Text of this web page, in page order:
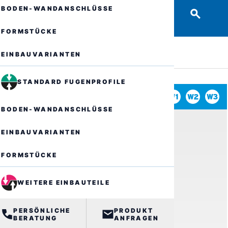
BODEN-WANDANSCHLÜSSE
FORMSTÜCKE
EINBAUVARIANTEN
STANDARD FUGENPROFILE
BODEN-WANDANSCHLÜSSE
EINBAUVARIANTEN
FORMSTÜCKE
WEITERE EINBAUTEILE
PERSÖNLICHE
BERATUNG
PRODUKT
ANFRAGEN